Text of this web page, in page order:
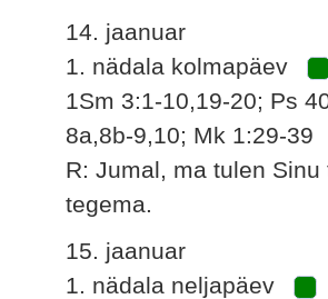
14. jaanuar
1. nädala kolmapäev
1Sm 3:1-10,19-20; Ps
8a,8b-9,10; Mk 1:29-39
R: Jumal, ma tulen Sinu
tegema.
15. jaanuar
1. nädala neljapäev